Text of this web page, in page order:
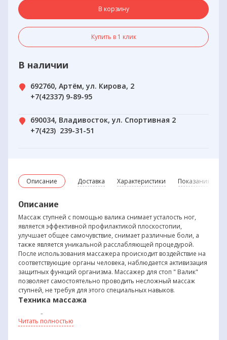
Описание Доставка Характеристики Показания и
Описание
Массаж ступней с помощью валика снимает усталость ног,
является эффективной профилактикой плоскостопии,
улучшает общее самочувствие, снимает различные боли, а
также является уникальной расслабляющей процедурой.
После использования массажера происходит воздействие на
соответствующие органы человека, наблюдается активизация
защитных функций организма. Массажер для стоп " Валик"
позволяет самостоятельно проводить несложный массаж
ступней, не требуя для этого специальных навыков.
Техника массажа
босые ноги поставьте на массажер, находя­
щийся на полу
Читать полностью
В корзину
Купить в 1 клик
В наличии
692760, Артём, ул. Кирова, 2
+7(42337) 9-89-95
690034, Владивосток, ул. Спортивная 2
+7(423) 239-31-51